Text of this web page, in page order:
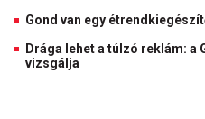
Gond van egy
Drága lehet a túlzó reklám: a
vizsgálja